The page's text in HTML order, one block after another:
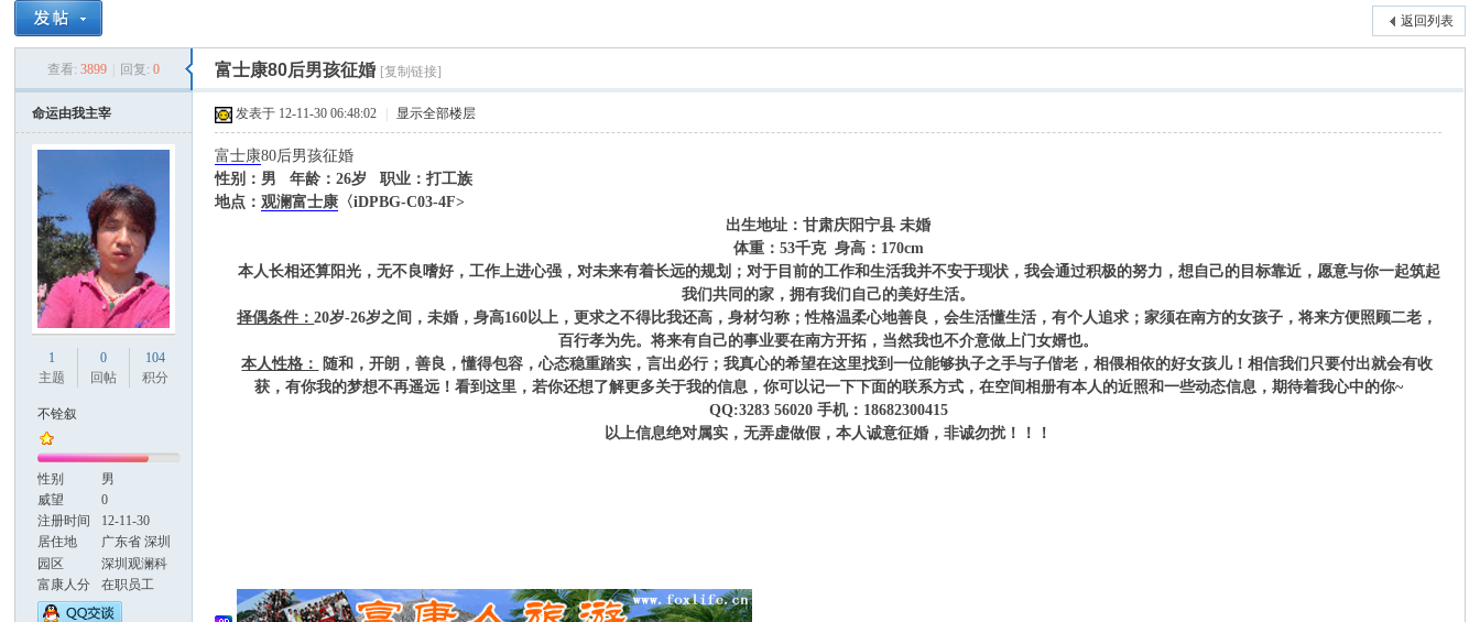
富 »
返回列表
查看: 3899 回复: 0 富士康80后男孩征婚 [复制链接]
命运由我主宰
1
主题
0
回帖
104
积分
不铨叙
性别
男
威望
0
注册时间
12-11-30
居住地
广东省 深圳
市 宝安区
园区
深圳观澜科
技园
富康人分
属
在职员工
(3~5年)
发表于 12-11-30 06:48:02 显示全部楼层
富士康80后男孩征婚
性别：男 年龄：26岁 职业：打工族
地点：观澜富士康 〈iDPBG-C03-4F>
出生地址：甘肃庆阳宁县 未婚
体重：53千克 身高：170cm
本人长相还算阳光，无不良嗜好，工作上进心强，对未来有着长远的规划；对于目前的工作和生活我并不安于现状，我会通过积极的努力，想自己的目标靠近，愿意与你一起筑起
我们共同的家，拥有我们自己的美好生活。
择偶条件：20岁-26岁之间，未婚，身高160以上，更求之不得比我还高，身材匀称；性格温柔心地善良，会生活懂生活，有个人追求；家须在南方的女孩子，将来方便照顾二老，
百行孝为先。将来有自己的事业要在南方开拓，当然我也不介意做上门女婿也。
本人性格：
随和，开朗，善良，懂得包容，心态稳重踏实，言出必行；我真心的希望在这里找到一位能够执子之手与子偕老，相偎相依的好女孩儿！相信我们只要付出就会有收
获，有你我的梦想不再遥远！看到这里，若你还想了解更多关于我的信息，你可以记一下下面的联系方式，在空间相册有本人的近照和一些动态信息，期待着我心中的你~
QQ:3283 56020 手机：18682300415
以上信息绝对属实，无弄虚做假，本人诚意征婚，非诚勿扰！！！